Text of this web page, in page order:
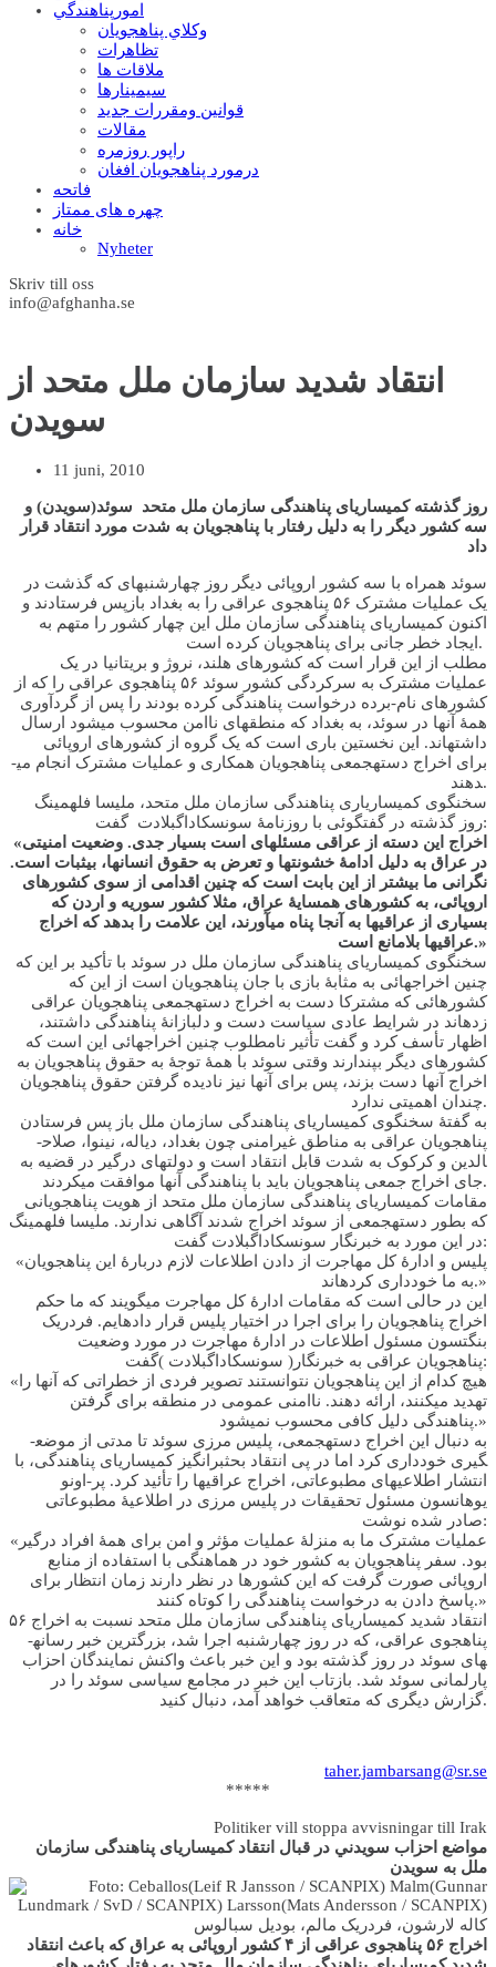
امورپناهندگي
وکلاي پناهجويان
تظاهرات
ملاقات ها
سيمينارها
قوانين ومقررات جديد
مقالات
راپور روزمره
درمورد پناهجويان افغان
فاتحه
چهره های ممتاز
خانه
Nyheter
Skriv till oss
info@afghanha.se
انتقاد شدید سازمان ملل متحد از
سويدن
11 juni, 2010
روز گذشته کمیساریای پناهندگی سازمان ملل متحد سوئد(سويدن) و
سه کشور دیگر را به دلیل رفتار با پناهجویان به شدت مورد انتقاد قرار
داد
سوئد همراه با سه کشور اروپائی دیگر روز چهارشنبه­ای که گذشت در
یک عملیات مشترک ۵۶ پناهجوی عراقی را به بغداد بازپس فرستادند و
اکنون کمیساریای پناهندگی سازمان ملل این چهار کشور را متهم به
ایجاد خطر جانی برای پناهجویان کرده است.
عملیات مشترک به سرکردگی کشور سوئد ۵۶ پناهجوی عراقی را که از
کشورهای نام-برده درخواست پناهندگی کرده بودند را پس از گردآوری
همۀ آن­ها در سوئد، به بغداد که منطقه­ای ناامن محسوب می­شود ارسال
داشته­اند. این نخستین باری است که یک گروه از کشورهای اروپائی
برای اخراج دسته­جمعی پناهجویان همکاری و عملیات مشترک انجام می­
دهند.
سخنگوی کمیساریاری پناهندگی سازمان ملل متحد، ملیسا فله­مینگ
روز گذشته در گفتگوئی با روزنامۀ سونسکاداگبلادت گفت:
«اخراج این دسته از عراقی مسئله­ای است بسیار جدی. وضعیت امنیتی
در عراق به دلیل ادامۀ خشونت­ها و تعرض به حقوق انسان­ها، بی­ثبات است.
نگرانی ما بیشتر از این بابت است که چنین اقدامی از سوی کشورهای
اروپائی، به کشورهای همسایۀ عراق، مثلا کشور سوریه و اردن که
بسیاری از عراقی­ها به آن­جا پناه می­آورند، این علامت را بدهد که اخراج
عراقی­ها بلامانع است.»
سخنگوی کمیساریای پناهندگی سازمان ملل در سوئد با تأکید بر این که
چنین اخراج­هائی به مثابۀ بازی با جان پناهجویان است از این که
کشورهائی که مشترکا دست به اخراج دسته­جمعی پناهجویان عراقی
زده­اند در شرایط عادی سیاست دست و دل­بازانۀ پناهندگی داشتند،
اظهار تأسف کرد و گفت تأثیر نامطلوب چنین اخراج­هائی این است که
کشورهای دیگر بپندارند وقتی سوئد با همۀ توجۀ به حقوق پناهجویان به
اخراج آن­ها دست بزند، پس برای آن­ها نیز نادیده گرفتن حقوق پناهجویان
چندان اهمیتی ندارد.
به گفتۀ سخنگوی کمیساریای پناهندگی سازمان ملل باز پس فرستادن
پناهجویان عراقی به مناطق غیرامنی چون بغداد، دیاله، نینوا، صلاح­
الدین و کرکوک به شدت قابل انتقاد است و دولت­های درگیر در قضیه به
جای اخراج جمعی پناهجویان باید با پناهندگی آن­ها موافقت می­کردند.
مقامات کمیساریای پناهندگی سازمان ملل متحد از هویت پناهجویانی
که بطور دسته­جمعی از سوئد اخراج شدند آگاهی ندارند. ملیسا فله­مینگ
در این مورد به خبرنگار سونسکاداگبلادت گفت:
«پلیس و ادارۀ کل مهاجرت از دادن اطلاعات لازم دربارۀ این پناهجویان
به ما خودداری کرده­اند.»
این در حالی است که مقامات ادارۀ کل مهاجرت می­گویند که ما حکم
اخراج پناهجویان را برای اجرا در اختیار پلیس قرار داده­ایم. فردریک
بنگت­سون مسئول اطلاعات در ادارۀ مهاجرت در مورد وضعیت
پناهجویان عراقی به خبرنگار( سونسکاداگبلادت )گفت:
«هیچ کدام از این پناهجویان نتوانستند تصویر فردی از خطراتی که آن­ها را
تهدید می­کنند، ارائه دهند. ناامنی عمومی در منطقه برای گرفتن
پناهندگی دلیل کافی محسوب نمی­شود.»
به دنبال این اخراج دسته­جمعی، پلیس مرزی سوئد تا مدتی از موضع­
گیری خودداری کرد اما در پی انتقاد بحث­برانگیز کمیساریای پناهندگی، با
انتشار اطلاعیه­ای مطبوعاتی، اخراج عراقی­ها را تأئید کرد. پر-اونو
یوهانسون مسئول تحقیقات در پلیس مرزی در اطلاعیۀ مطبوعاتی
صادر شده نوشت:
«عملیات مشترک ما به منزلۀ عملیات مؤثر و امن برای همۀ افراد درگیر
بود. سفر پناهجویان به کشور خود در هماهنگی با استفاده از منابع
اروپائی صورت گرفت که این کشورها در نظر دارند زمان انتظار برای
پاسخ دادن به درخواست پناهندگی را کوتاه کنند.»
انتقاد شدید کمیساریای پناهندگی سازمان ملل متحد نسبت به اخراج ۵۶
پناهجوی عراقی، که در روز چهارشنبه اجرا شد، بزرگترین خبر رسانه­
های سوئد در روز گذشته بود و این خبر باعث واکنش نمایندگان احزاب
پارلمانی سوئد شد. بازتاب این خبر در مجامع سیاسی سوئد را در
گزارش دیگری که متعاقب خواهد آمد، دنبال کنید.
taher.jambarsang@sr.se
*****
Politiker vill stoppa avvisningar till Irak
مواضع احزاب سويدني در قبال انتقاد کمیساریای پناهندگی سازمان
ملل به سويدن
کاله لارشون، فردریک مالم، بودیل سبالوس
اخراج ۵۶ پناهجوی عراقی از ۴ کشور اروپائی به عراق که باعث انتقاد